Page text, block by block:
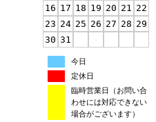
16 17 18 19 20 21 22
23 24 25 26 27 28 29
30 31
今日
定休日
臨時営業日（お問い合
わせには対応できない
場合がございます）